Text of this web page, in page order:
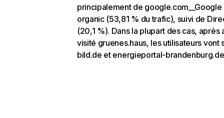
principalement de google.com__Google
organic (53,81 % du trafic), suivi de
(20,1 %). Dans la plupart des cas, après
visité gruenes.haus, les utilisateurs vont
bild.de et energieportal-